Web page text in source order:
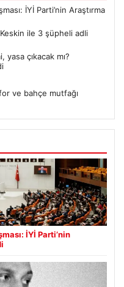
İYİ Parti’nin Araştırma
ile 3 şüpheli adli
yasa çıkacak mı?
ve bahçe mutfağı
İYİ Parti’nin